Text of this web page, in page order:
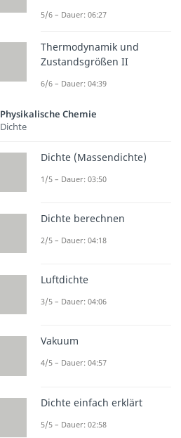
5/6 – Dauer: 06:27
Thermodynamik und
Zustandsgrößen II
6/6 – Dauer: 04:39
Physikalische Chemie
Dichte
Dichte (Massendichte)
1/5 – Dauer: 03:50
Dichte berechnen
2/5 – Dauer: 04:18
Luftdichte
3/5 – Dauer: 04:06
Vakuum
4/5 – Dauer: 04:57
Dichte einfach erklärt
5/5 – Dauer: 02:58